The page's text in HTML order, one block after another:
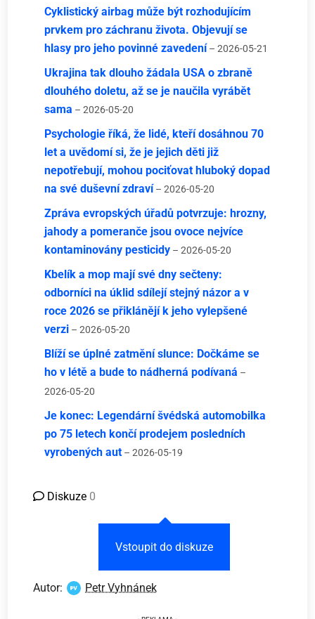
Cyklistický airbag může být rozhodujícím
prvkem pro záchranu života. Objevují se
hlasy pro jeho povinné zavedení – 2026-05-21
Ukrajina tak dlouho žádala USA o zbraně
dlouhého doletu, až se je naučila vyrábět
sama – 2026-05-20
Psychologie říká, že lidé, kteří dosáhnou 70
let a uvědomí si, že je jejich děti již
nepotřebují, mohou pociťovat hluboký dopad
na své duševní zdraví – 2026-05-20
Zpráva evropských úřadů potvrzuje: hrozny,
jahody a pomeranče jsou ovoce nejvíce
kontaminovány pesticidy – 2026-05-20
Kbelík a mop mají své dny sečteny:
odborníci na úklid sdílejí stejný názor a v
roce 2026 se přiklánějí k jeho vylepšené
verzi – 2026-05-20
Blíží se úplné zatmění slunce: Dočkáme se
ho v létě a bude to nádherná podívaná –
2026-05-20
Je konec: Legendární švédská automobilka
po 75 letech končí prodejem posledních
vyrobených aut – 2026-05-19
Diskuze 0
Vstoupit do diskuze
Autor: Petr Vyhnánek